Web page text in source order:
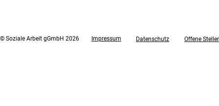
© Soziale Arbeit gGmbH 2026 Impressum Datenschutz Offene